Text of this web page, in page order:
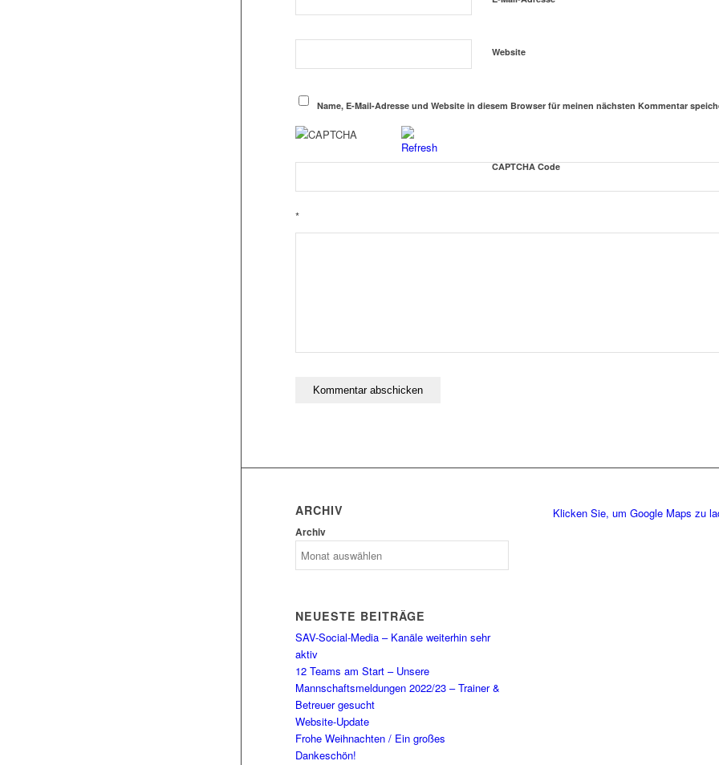
Website
Name, E-Mail-Adresse und Website in diesem Browser für meinen nächsten Kommentar
CAPTCHA Code
*
ARCHIV
Archiv
NEUESTE BEITRÄGE
SAV-Social-Media – Kanäle weiterhin sehr
aktiv
12 Teams am Start – Unsere
Mannschaftsmeldungen 2022/23 – Trainer &
Betreuer gesucht
Website-Update
Frohe Weihnachten / Ein großes
Dankeschön!
Klicken Sie, um Google Maps zu